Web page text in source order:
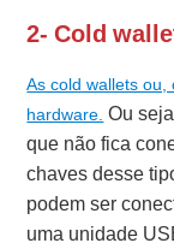
2- Cold
As cold wallets
hardware. Ou
que não fica
chaves desse
podem ser
uma unidade